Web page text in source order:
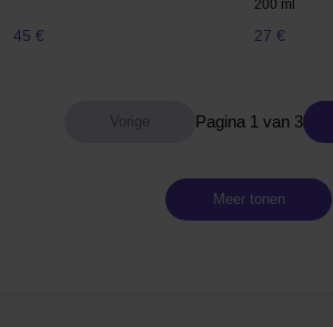
45 €
200 ml
27 €
Pagina 1 van 3
Meer tonen